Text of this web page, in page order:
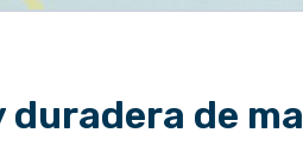
duradera de